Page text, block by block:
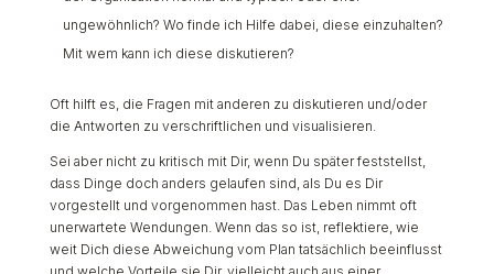
ungewöhnlich? Wo finde ich Hilfe dabei, diese einzuhalten?
Mit wem kann ich diese diskutieren?
Oft hilft es, die Fragen mit anderen zu diskutieren und/oder
die Antworten zu verschriftlichen und visualisieren.
Sei aber nicht zu kritisch mit Dir, wenn Du später feststellst,
dass Dinge doch anders gelaufen sind, als Du es Dir
vorgestellt und vorgenommen hast. Das Leben nimmt oft
unerwartete Wendungen. Wenn das so ist, reflektiere, wie
weit Dich diese Abweichung vom Plan tatsächlich beeinflusst